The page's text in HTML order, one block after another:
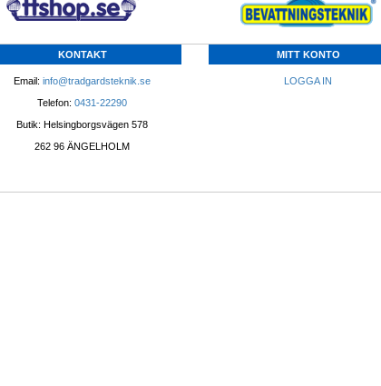
KONTAKT
Email: info@tradgardsteknik.se
Telefon: 0431-22290
Butik: Helsingborgsvägen 578
262 96 ÄNGELHOLM
MITT KONTO
LOGGA IN